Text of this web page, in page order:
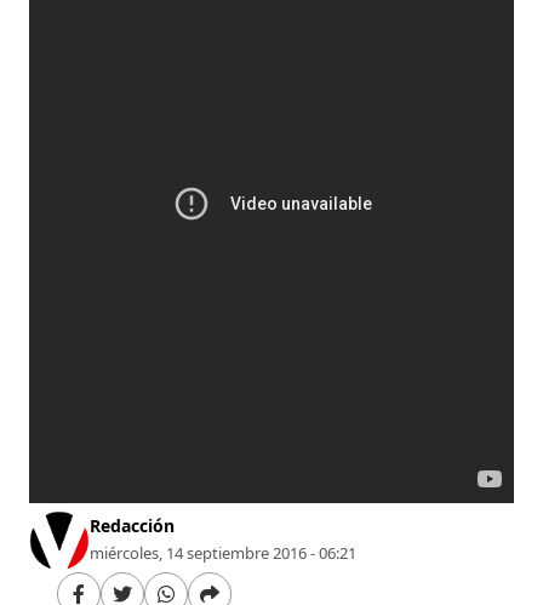
Redacción
miércoles, 14 septiembre 2016 - 06:21